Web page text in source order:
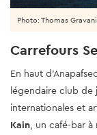
Photo: Thomas
Carrefours
En haut
légendaire club de
internationales et
Kain, un café-bar à